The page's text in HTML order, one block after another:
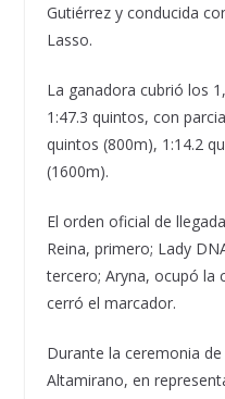
Gutiérrez y conducida
Lasso.
La ganadora cubrió los
1:47.3 quintos, con
quintos (800m), 1:14.2
(1600m).
El orden oficial de
Reina, primero; Lady
tercero; Aryna, ocupó la
cerró el marcador.
Durante la ceremonia
Altamirano, en